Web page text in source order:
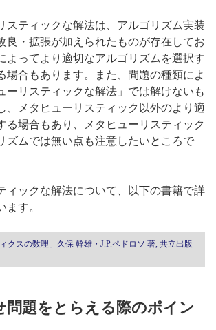
スティックな解法は、アルゴリズム実装
良・拡張が加えられたものが存在してお
よってより適切なアルゴリズムを選択す
場合もあります。また、問題の種類によ
ーリスティックな解法」では解けないも
、メタヒューリスティック以外のより適
る場合もあり、メタヒューリスティック
ズムでは無い点も注意したいところで
ィックな解法について、以下の書籍で詳
ます。
クスの数理」久保 幹雄・J.P.ペドロソ 著, 共立出版
問題をとらえる際のポイン